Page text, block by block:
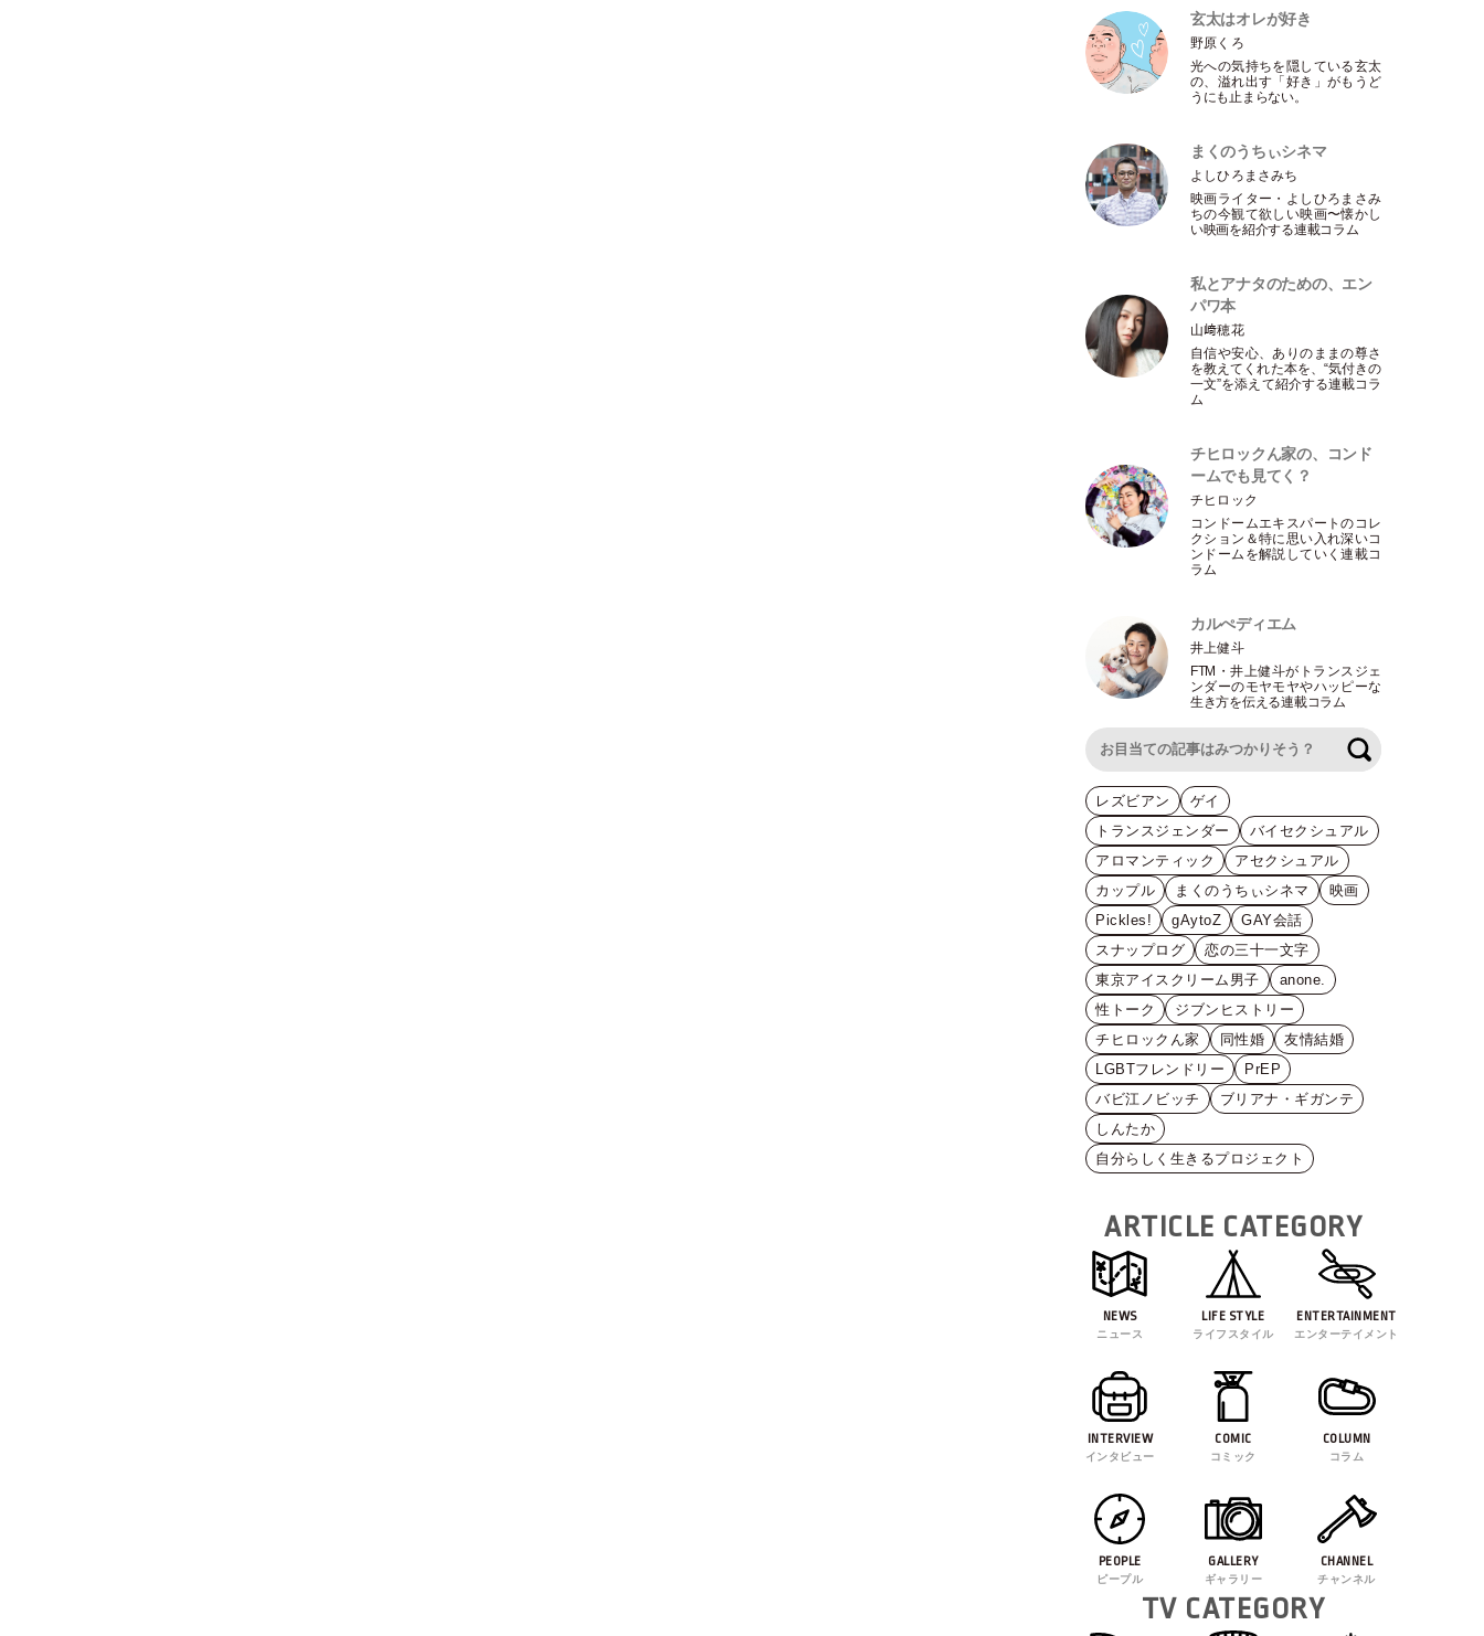
玄太はオレが好き
野原くろ
光への気持ちを隠している玄太
の、溢れ出す 「好き 」がもうど
うにも止まらない。
まくのうちぃシネマ
よしひろまさみち
映画ライター ・ よしひろまさみ
ちの今観て欲しい映画〜懐かし
い映画を紹介する連載コラム
私とアナタのための、エン
パワ本
山﨑穂花
自信や安心、ありのままの尊さ
を教えてくれた本を、“気付きの
一文”を添えて紹介する連載コラ
ム
チヒロックん家の、コンド
ームでも見てく？
チヒロック
コンドームエキスパートのコレ
クション＆特に思い入れ深いコ
ンドームを解説していく連載コ
ラム
カルぺディエム
井上健斗
FTM ・井上健斗がトランスジェ
ンダーのモヤモヤやハッピーな
生き方を伝える連載コラム
レズビアン
ゲイ
トランスジェンダー
バイセクシュアル
アロマンティック
アセクシュアル
カップル
まくのうちぃシネマ
映画
Pickles!
gAytoZ
GAY会話
スナップログ
恋の三十一文字
東京アイスクリーム男子
anone.
性トーク
ジブンヒストリー
チヒロックん家
同性婚
友情結婚
LGBTフレンドリー
PrEP
バビ江ノビッチ
ブリアナ・ギガンテ
しんたか
自分らしく生きるプロジェクト
ARTICLE CATEGORY
NEWS
ニュース
LIFE STYLE
ライフスタイル
ENTERTAINMENT
エンターテイメント
INTERVIEW
インタビュー
COMIC
コミック
COLUMN
コラム
PEOPLE
ピープル
GALLERY
ギャラリー
CHANNEL
チャンネル
TV CATEGORY